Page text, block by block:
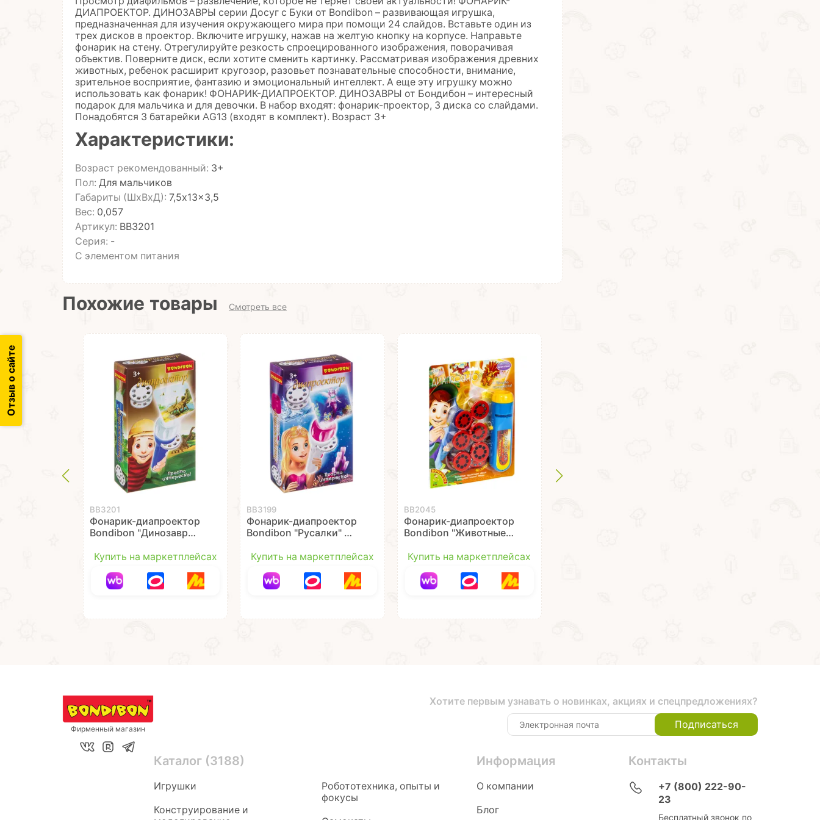
ДИАПРОЕКТОР. ДИНОЗАВРЫ серии Досуг с Буки от Bondibon – развивающая игрушка,
предназначенная для изучения окружающего мира при помощи 24 слайдов. Вставьте один из
трех дисков в проектор. Включите игрушку, нажав на желтую кнопку на корпусе. Направьте
фонарик на стену. Отрегулируйте резкость спроецированного изображения, поворачивая
объектив. Поверните диск, если хотите сменить картинку. Рассматривая изображения древних
животных, ребенок расширит кругозор, разовьет познавательные способности, внимание,
зрительное восприятие, фантазию и эмоциональный интеллект. А еще эту игрушку можно
использовать как фонарик! ФОНАРИК-ДИАПРОЕКТОР. ДИНОЗАВРЫ от Бондибон – интересный
подарок для мальчика и для девочки. В набор входят: фонарик-проектор, 3 диска со слайдами.
Понадобятся 3 батарейки AG13 (входят в комплект). Возраст 3+
Характеристики:
Возраст рекомендованный: 3+
Пол: Для мальчиков
Габариты (ШхВхД): 7,5x13x3,5
Вес: 0,057
Артикул: ВВ3201
Серия: -
С элементом питания
Похожие товары Смотреть все
ВВ3201
Фонарик-диапроектор
Bondibon "Динозавры"
Купить на маркетплейсах
ВВ3199
Фонарик-диапроектор
Bondibon "Русалки" 3
Купить на маркетплейсах
ВВ2045
Фонарик-диапроектор
Bondibon "Животные/
динозавры/космос/
Купить на маркетплейсах
Отзыв о сайте
Фирменный магазин
Хотите первым узнавать о новинках, акциях и спецпредложениях?
Подписаться
Каталог (3188)
Игрушки
Конструирование и
Робототехника, опыты и
фокусы
Информация
О компании
Блог
Контакты
+7 (800) 222-90-
23
Бесплатный звонок по